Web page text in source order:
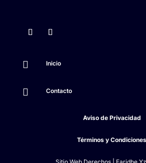
 Inicio
 Contacto
Aviso de Privacidad
Términos y Condiciones